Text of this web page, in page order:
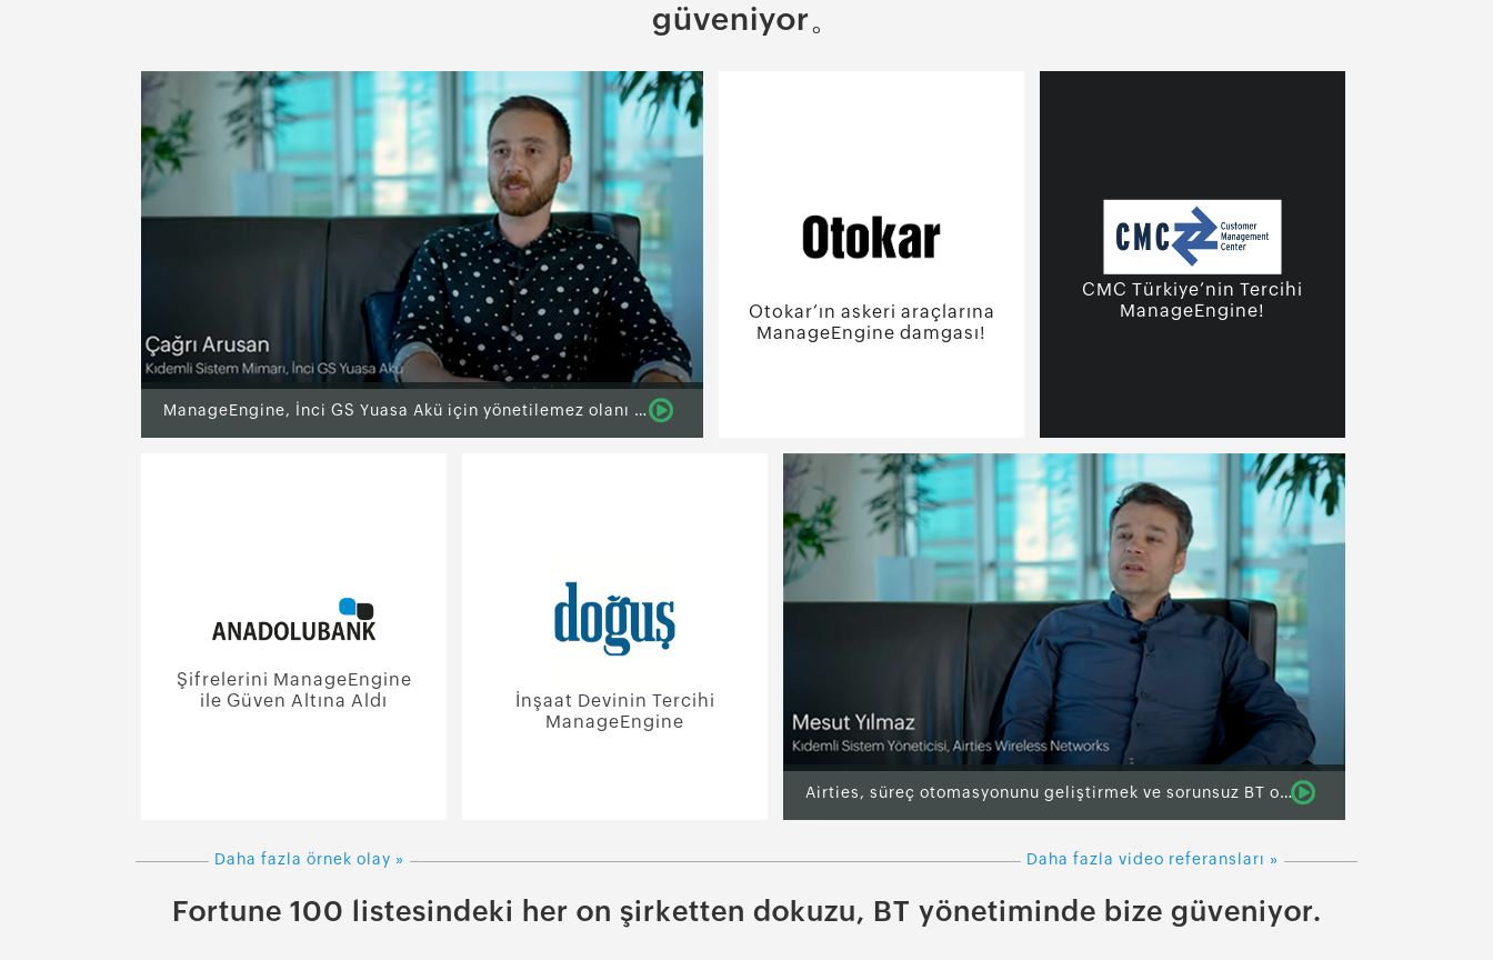
güveniyor。
ManageEngine, İnci GS Yuasa Akü için yönetilemez olanı nasıl basit hale getirdi
Otokar’ın askeri araçlarına
ManageEngine damgası!
CMC Türkiye’nin Tercihi
ManageEngine!
Şifrelerini ManageEngine
ile Güven Altına Aldı
İnşaat Devinin Tercihi
ManageEngine
Airties, süreç otomasyonunu geliştirmek ve sorunsuz BT operasyonları elde etmek için ManageEngine'den yararlanıyor
Daha fazla örnek olay » Daha fazla video referansları »
Fortune 100 listesindeki her on şirketten dokuzu, BT yönetiminde bize güveniyor.